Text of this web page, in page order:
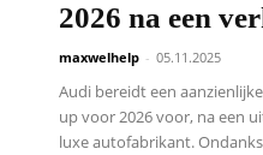
2026 na een
maxwelhelp - 05.11.2025
Audi bereidt een
up voor 2026 voor, na een
luxe autofabrikant.